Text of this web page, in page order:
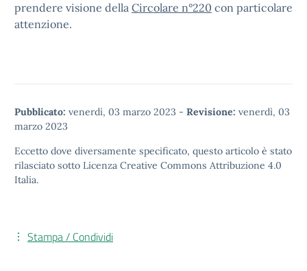
prendere visione della Circolare n°220 con particolare
attenzione.
Pubblicato: venerdì, 03 marzo 2023 - Revisione: venerdì, 03
marzo 2023
Eccetto dove diversamente specificato, questo articolo è stato
rilasciato sotto Licenza Creative Commons Attribuzione 4.0
Italia.
Stampa / Condividi